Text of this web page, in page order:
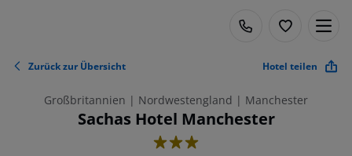
Zurück zur Übersicht Hotel teilen
Großbritannien | Nordwestengland | Manchester
Sachas Hotel Manchester
3